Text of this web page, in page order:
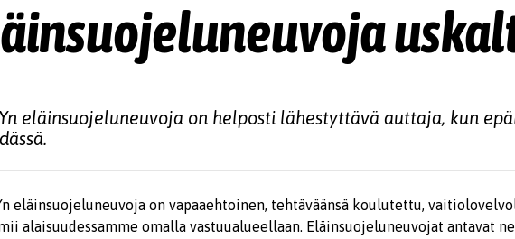
eläinsuojeluneuvoja on helposti lähestyttävä auttaja, kun
eläinsuojeluneuvoja on vapaaehtoinen, tehtäväänsä koulutettu,
alaisuudessamme omalla vastuualueellaan. Eläinsuojeluneuvojat antavat